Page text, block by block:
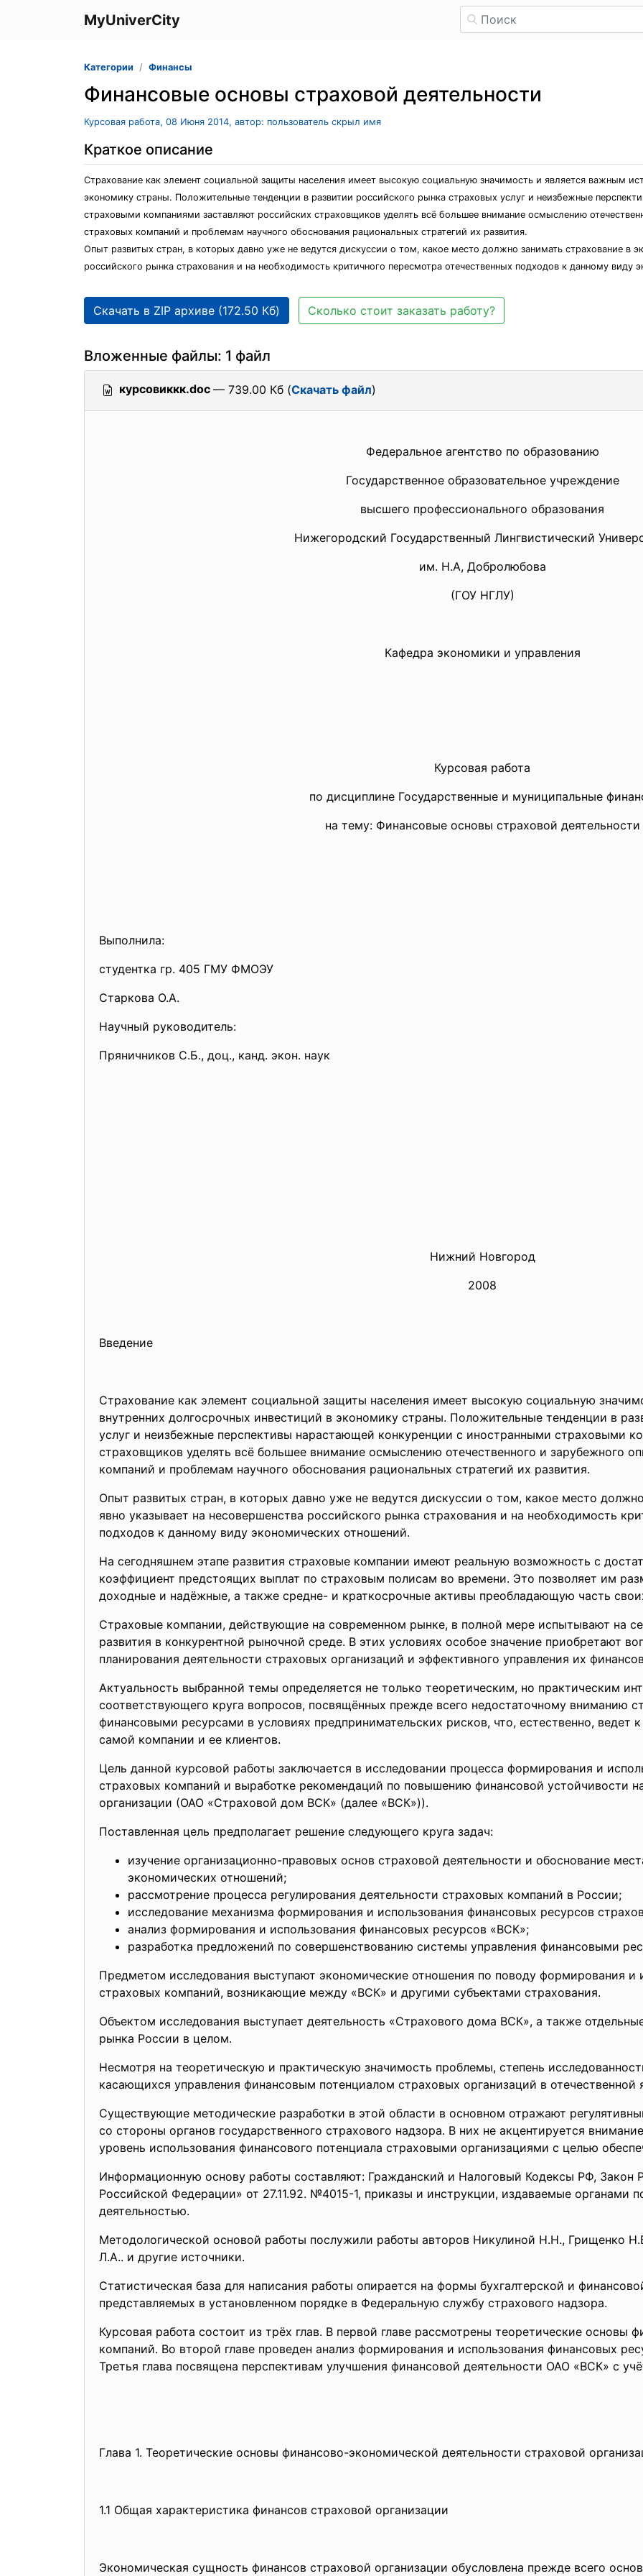
MyUniverCity
Категории Финансы
Финансовые основы страховой деятельности
Курсовая работа, 08 Июня 2014, автор: пользователь скрыл имя
Краткое описание
Страхование как элемент социальной защиты населения имеет высокую социальную значимость и является важным
экономику страны. Положительные тенденции в развитии российского рынка страховых услуг и неизбежные
страховыми компаниями заставляют российских страховщиков уделять всё большее внимание осмыслению
страховых компаний и проблемам научного обоснования рациональных стратегий их развития.
Опыт развитых стран, в которых давно уже не ведутся дискуссии о том, какое место должно занимать страхование в
российского рынка страхования и на необходимость критичного пересмотра отечественных подходов к данному виду
Скачать в ZIP архиве (172.50 Кб) Сколько стоит заказать работу?
Вложенные файлы: 1 файл
курсовиккк.doc — 739.00 Кб (Скачать файл)
Федеральное агентство по образованию
Государственное образовательное учреждение
высшего профессионального образования
Нижегородский Государственный Лингвистический
им. Н.А, Добролюбова
(ГОУ НГЛУ)
Кафедра экономики и управления
Курсовая работа
по дисциплине Государственные и муниципальные
на тему: Финансовые основы страховой деятельности
Выполнила:
студентка гр. 405 ГМУ ФМОЭУ
Старкова О.А.
Научный руководитель:
Пряничников С.Б., доц., канд. экон. наук
Нижний Новгород
2008
Введение
Страхование как элемент социальной защиты населения имеет высокую социальную
внутренних долгосрочных инвестиций в экономику страны. Положительные тенденции в
услуг и неизбежные перспективы нарастающей конкуренции с иностранными страховыми
страховщиков уделять всё большее внимание осмыслению отечественного и зарубежного
компаний и проблемам научного обоснования рациональных стратегий их развития.
Опыт развитых стран, в которых давно уже не ведутся дискуссии о том, какое место
явно указывает на несовершенства российского рынка страхования и на необходимость
подходов к данному виду экономических отношений.
На сегодняшнем этапе развития страховые компании имеют реальную возможность с
коэффициент предстоящих выплат по страховым полисам во времени. Это позволяет им
доходные и надёжные, а также средне- и краткосрочные активы преобладающую часть
Страховые компании, действующие на современном рынке, в полной мере испытывают на
развития в конкурентной рыночной среде. В этих условиях особое значение приобретают
планирования деятельности страховых организаций и эффективного управления их
Актуальность выбранной темы определяется не только теоретическим, но практическим
соответствующего круга вопросов, посвящённых прежде всего недостаточному вниманию
финансовыми ресурсами в условиях предпринимательских рисков, что, естественно, ведет
самой компании и ее клиентов.
Цель данной курсовой работы заключается в исследовании процесса формирования и
страховых компаний и выработке рекомендаций по повышению финансовой устойчивости
организации (ОАО «Страховой дом ВСК» (далее «ВСК»)).
Поставленная цель предполагает решение следующего круга задач:
изучение организационно-правовых основ страховой деятельности и обоснование
экономических отношений;
рассмотрение процесса регулирования деятельности страховых компаний в России;
исследование механизма формирования и использования финансовых ресурсов
анализ формирования и использования финансовых ресурсов «ВСК»;
разработка предложений по совершенствованию системы управления финансовыми
Предметом исследования выступают экономические отношения по поводу формирования и
страховых компаний, возникающие между «ВСК» и другими субъектами страхования.
Объектом исследования выступает деятельность «Страхового дома ВСК», а также
рынка России в целом.
Несмотря на теоретическую и практическую значимость проблемы, степень
касающихся управления финансовым потенциалом страховых организаций в отечественной
Существующие методические разработки в этой области в основном отражают
со стороны органов государственного страхового надзора. В них не акцентируется
уровень использования финансового потенциала страховыми организациями с целью
Информационную основу работы составляют: Гражданский и Налоговый Кодексы РФ, Закон
Российской Федерации» от 27.11.92. №4015-1, приказы и инструкции, издаваемые органами
деятельностью.
Методологической основой работы послужили работы авторов Никулиной Н.Н., Грищенко
Л.А.. и другие источники.
Статистическая база для написания работы опирается на формы бухгалтерской и
представляемых в установленном порядке в Федеральную службу страхового надзора.
Курсовая работа состоит из трёх глав. В первой главе рассмотрены теоретические основы
компаний. Во второй главе проведен анализ формирования и использования финансовых
Третья глава посвящена перспективам улучшения финансовой деятельности ОАО «ВСК» с
Глава 1. Теоретические основы финансово-экономической деятельности страховой
1.1 Общая характеристика финансов страховой организации
Экономическая сущность финансов страховой организации обусловлена прежде всего